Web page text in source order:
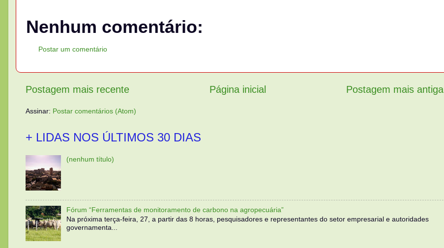
Nenhum comentário:
Postar um comentário
Postagem mais recente Postagem mais antiga
Página inicial
Assinar: Postar comentários (Atom)
+ LIDAS NOS ÚLTIMOS 30 DIAS
(nenhum título)
Fórum “Ferramentas de monitoramento de carbono na agropecuária”
Na próxima terça-feira, 27, a partir das 8 horas, pesquisadores e representantes do setor empresarial e autoridades
governamenta...